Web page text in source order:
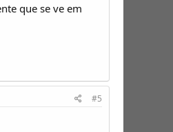
que se ve em
#5